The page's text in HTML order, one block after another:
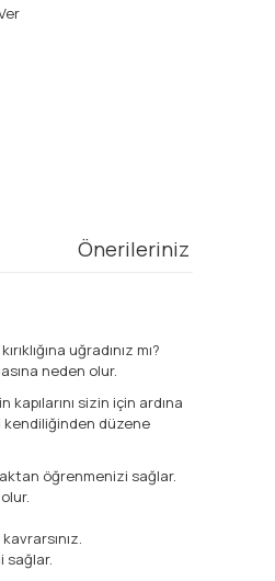
Önerileriniz
uğradınız mı?
neden olur.
sizin için ardına
kendiliğinden düzene
öğrenmenizi sağlar.
sağlar.